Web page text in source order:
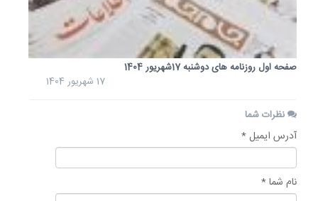
صفحه اول روزنامه های دوشنبه 17شهریور 1404
17 شهریور 1404
نظرات شما
آدرس ایمیل *
نام شما *